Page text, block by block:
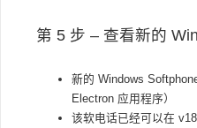
第 5 步 – 查看新的
新的 Windows
Electron 应用程序）
该软电话已经可以在